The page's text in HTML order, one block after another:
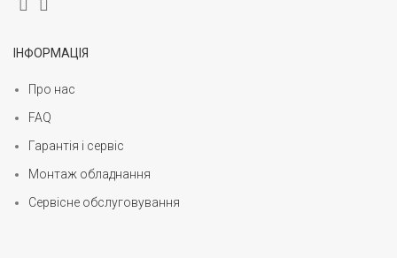
ІНФОРМАЦІЯ
Про нас
FAQ
Гарантія і сервіс
Монтаж обладнання
Сервісне обслуговування